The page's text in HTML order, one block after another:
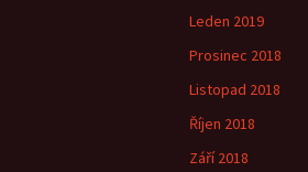
Leden 2019
Prosinec 2018
Listopad 2018
Říjen 2018
Září 2018